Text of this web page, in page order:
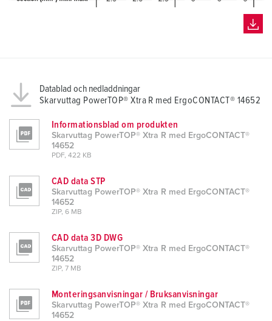
a
Datablad och nedladdningar
Skarvuttag PowerTOP® Xtra R med ErgoCONTACT® 14652
Informationsblad om produkten
Skarvuttag PowerTOP® Xtra R med ErgoCONTACT®
14652
PDF, 422 KB
CAD data STP
Skarvuttag PowerTOP® Xtra R med ErgoCONTACT®
14652
ZIP, 6 MB
CAD data 3D DWG
Skarvuttag PowerTOP® Xtra R med ErgoCONTACT®
14652
ZIP, 7 MB
Monteringsanvisningar / Bruksanvisningar
Skarvuttag PowerTOP® Xtra R med ErgoCONTACT®
14652